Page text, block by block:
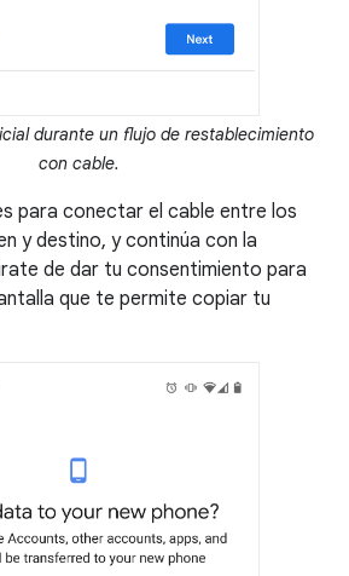
durante un flujo de restablecimiento
con cable.
para conectar el cable entre los
y destino, y continúa con la
de dar tu consentimiento para
que te permite copiar tu